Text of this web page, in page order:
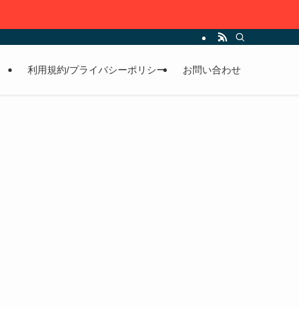
利用規約/プライバシーポリシー お問い合わせ